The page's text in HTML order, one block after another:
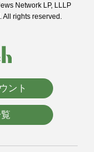
Network LP, LLLP
rights reserved.
ント